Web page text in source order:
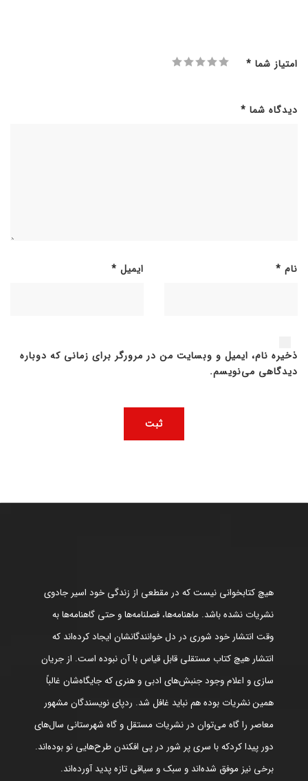
امتیاز شما *
دیدگاه شما *
نام * ایمیل *
ذخیره نام، ایمیل و وبسایت من در مرورگر برای زمانی که دوباره
دیدگاهی می‌نویسم.
هیچ کتابخوانی نیست که در مقطعی از زندگی خود اسیر جادوی
نشریات نشده باشد. ماهنامه‌ها، فصلنامه‌ها و حتی گاهنامه‌ها به
وقت انتشار خود شوری در دل خوانندگانشان ایجاد کرده‌اند که
انتشار هیچ کتاب مستقلی قابل قیاس با آن نبوده است. از جریان
سازی و اعلام وجود جنبش‌های ادبی و هنری که جایگاه‌شان غالباً
همین نشریات بوده هم نباید غافل شد. ردپای نویسندگان مشهور
معاصر را گاه می‌توان در نشریات مستقل و گاه شهرستانی سال‌های
دور پیدا کردکه با سری پر شور در پی افکندن طرح‌هایی نو بوده‌اند.
برخی نیز موفق شده‌اند و سبک و سیاقی تازه پدید آورده‌اند.